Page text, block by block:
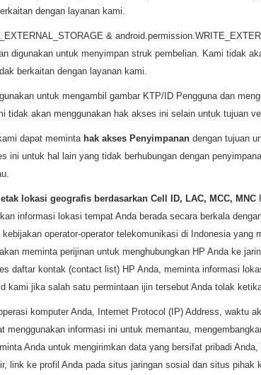
dengan layanan kami.
&
digunakan untuk menyimpan struk pembelian. Kami tidak
berkaitan dengan layanan kami.
untuk mengambil gambar KTP/ID Pengguna dan
tidak akan menggunakan hak akses ini selain untuk tujuan
dapat meminta hak akses Penyimpanan dengan tujuan
ini untuk hal lain yang tidak berhubungan dengan
lokasi geografis berdasarkan Cell ID, LAC, MCC, MNC
informasi lokasi tempat Anda berada secara berkala
operator-operator telekomunikasi di Indonesia yang
meminta perijinan untuk menghubungkan HP Anda ke
daftar kontak (contact list) HP Anda, meminta informasi
kami jika salah satu permintaan ijin tersebut Anda tolak
komputer Anda, Internet Protocol (IP) Address, waktu
informasi ini untuk memantau,
Anda untuk mengirimkan data yang bersifat pribadi
link ke profil Anda pada situs jaringan sosial dan situs pihak